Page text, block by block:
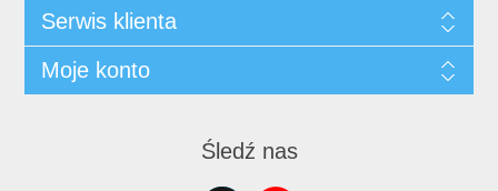
Serwis klienta
Moje konto
Śledź nas